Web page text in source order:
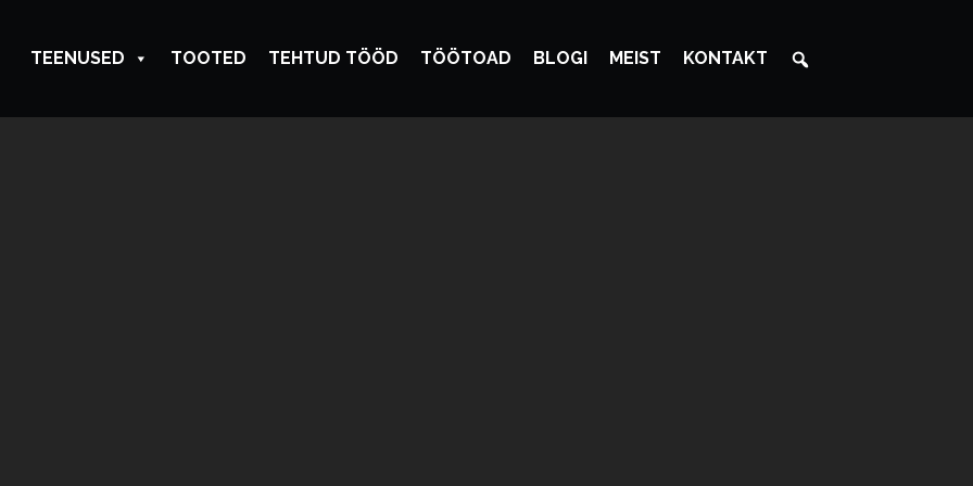
TEENUSED TOOTED TEHTUD TÖÖD TÖÖTOAD BLOGI MEIST KONTAKT